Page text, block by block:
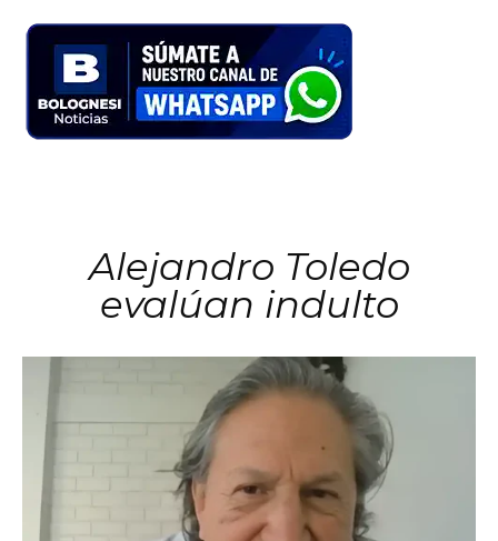
Alejandro Toledo
evalúan indulto